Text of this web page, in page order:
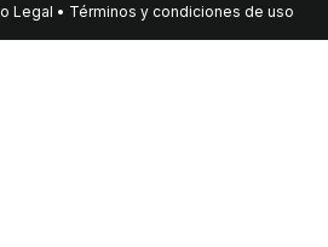
Legal • Términos y condiciones de uso